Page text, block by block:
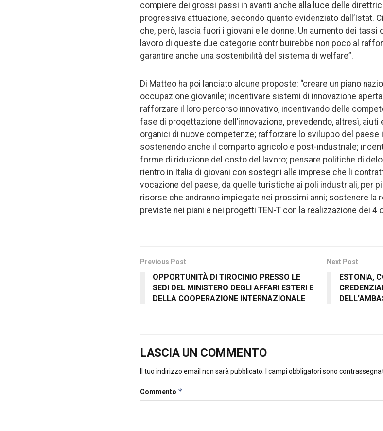
compiere dei grossi passi in avanti anche alla luce delle
progressiva attuazione, secondo quanto evidenziato dall’Istat.
che, però, lascia fuori i giovani e le donne. Un aumento dei tassi
lavoro di queste due categorie contribuirebbe non poco al
garantire anche una sostenibilità del sistema di welfare”.
Di Matteo ha poi lanciato alcune proposte: “creare un piano
occupazione giovanile; incentivare sistemi di innovazione
rafforzare il loro percorso innovativo, incentivando delle
fase di progettazione dell’innovazione, prevedendo, altresì, aiuti
organici di nuove competenze; rafforzare lo sviluppo del
sostenendo anche il comparto agricolo e post-industriale;
forme di riduzione del costo del lavoro; pensare politiche di
rientro in Italia di giovani con sostegni alle imprese che li
vocazione del paese, da quelle turistiche ai poli industriali, per
risorse che andranno impiegate nei prossimi anni; sostenere la
previste nei piani e nei progetti TEN-T con la realizzazione dei 4
Previous Post
OPPORTUNITÀ DI TIROCINIO PRESSO LE
SEDI DEL MINISTERO DEGLI AFFARI ESTERI E
DELLA COOPERAZIONE INTERNAZIONALE
Next Post
ESTONIA,
LASCIA UN COMMENTO
Il tuo indirizzo email non sarà pubblicato. I campi obbligatori sono
Commento *